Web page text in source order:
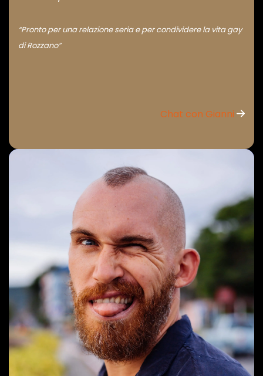
“Pronto per una relazione seria e per condividere la vita gay
di Rozzano”
Chat con Gianni